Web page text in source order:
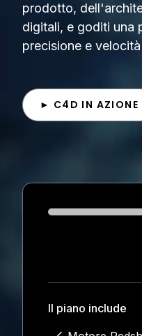
prodotto,
digitali, e goditi una
precisione e
► C4D IN AZIONE
Loading...
Il piano include